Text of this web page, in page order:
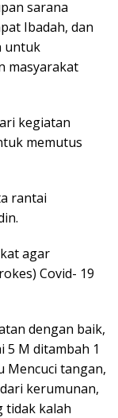
sarana
Ibadah, dan
untuk
masyarakat
kegiatan
memutus
rantai
agar
Covid- 19
dengan baik,
5 M ditambah 1
Mencuci tangan,
kerumunan,
tidak kalah